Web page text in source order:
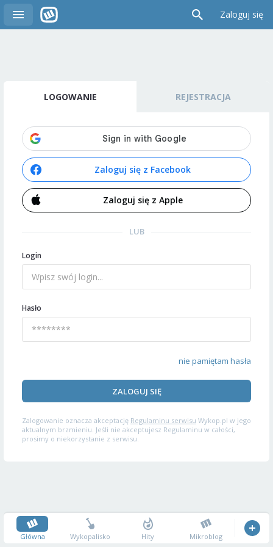
Zaloguj się
LOGOWANIE REJESTRACJA
Zaloguj się z Facebook
Zaloguj się z Apple
LUB
Login
Hasło
nie pamiętam hasła
ZALOGUJ SIĘ
Zalogowanie oznacza akceptację Regulaminu serwisu Wykop.pl w jego
aktualnym brzmieniu. Jeśli nie akceptujesz Regulaminu w całości,
prosimy o niekorzystanie z serwisu.
Główna Wykopalisko Hity Mikroblog